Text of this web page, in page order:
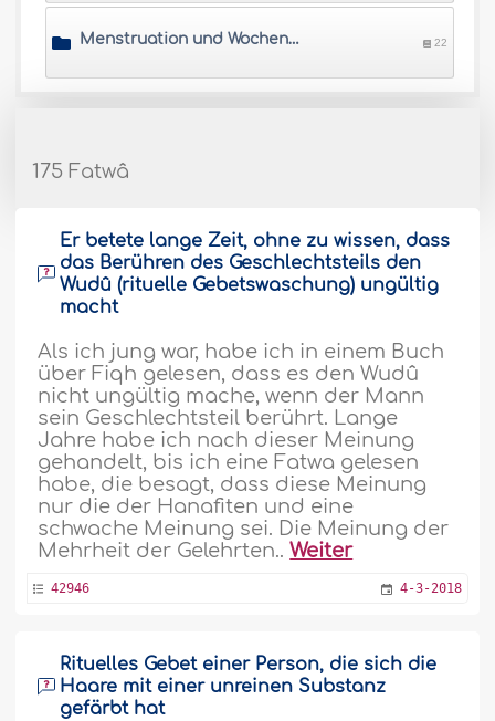
Menstruation und Wochenbett 22
175 Fatwâ
Er betete lange Zeit, ohne zu wissen, dass
das Berühren des Geschlechtsteils den
Wudû (rituelle Gebetswaschung) ungültig
macht
Als ich jung war, habe ich in einem Buch
über Fiqh gelesen, dass es den Wudû
nicht ungültig mache, wenn der Mann
sein Geschlechtsteil berührt. Lange
Jahre habe ich nach dieser Meinung
gehandelt, bis ich eine Fatwa gelesen
habe, die besagt, dass diese Meinung
nur die der Hanafiten und eine
schwache Meinung sei. Die Meinung der
Mehrheit der Gelehrten..Weiter
42946 4-3-2018
Rituelles Gebet einer Person, die sich die
Haare mit einer unreinen Substanz
gefärbt hat